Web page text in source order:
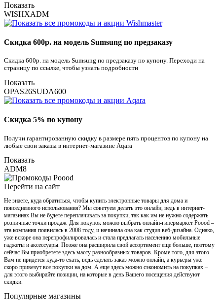
Показать
WISHXADM
Скидка 600р. на модель Sumsung по предзаказу
Скидка 600р. на модель Sumsung по предзаказу по купону. Переходи на
страницу по ссылке, чтобы узнать подробности
Показать
OPAS26SUDA600
Скидка 5% по купону
Получи гарантированную скидку в размере пять процентов по купону на
любые свои заказы в интернет-магазине Aqara
Показать
ADM8
Перейти на сайт
Не знаете, куда обратиться, чтобы купить электронные товары для дома и
повседневного использования? Мы советуем делать это онлайн, ведь в интернет-
магазинах Вы не будете переплачивать за покупки, так как им не нужно содержать
розничные точки продаж. Для покупок можно выбрать онлайн-гипермаркет Poood –
эта компания появилась в 2008 году, и начинала она как студия веб-дизайна. Однако,
уже вскоре она перепрофилировалась и стала предлагать населению мобильные
гаджеты и аксессуары. Позже она расширила свой ассортимент еще больше, поэтому
сейчас Вы приобретете здесь массу разнообразных товаров. Кроме того, для этого
Вам не придется куда-то ехать, ведь сделать заказ можно онлайн, а курьеры уже
скоро привезут все покупки на дом. А еще здесь можно сэкономить на покупках –
для этого выбирайте позиции, на которые в день Вашего посещения действуют
скидки.
Популярные магазины